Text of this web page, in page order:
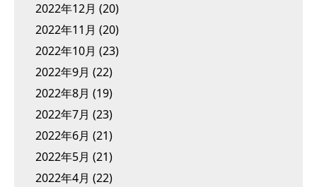
2022年12月 (20)
2022年11月 (20)
2022年10月 (23)
2022年9月 (22)
2022年8月 (19)
2022年7月 (23)
2022年6月 (21)
2022年5月 (21)
2022年4月 (22)